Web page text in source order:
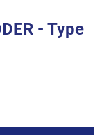
- Type